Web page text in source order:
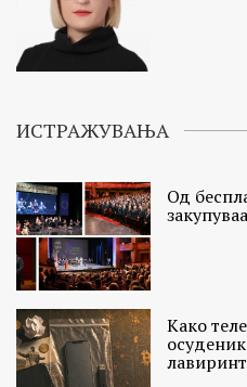
ИСТРАЖУВАЊА
Од
Како